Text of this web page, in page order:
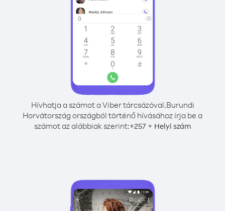
Hívhatja a számot a Viber tárcsázóval.Burundi
Horvátország országból történő hívásához írja be a
számot az alábbiak szerint:+257 + Helyi szám